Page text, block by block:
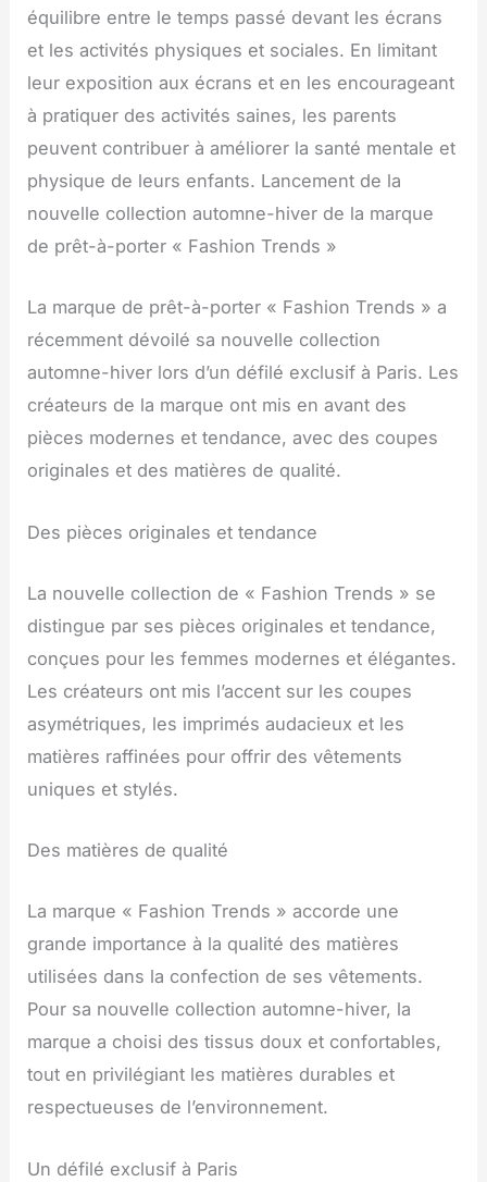
équilibre entre le temps passé devant les écrans
et les activités physiques et sociales. En limitant
leur exposition aux écrans et en les encourageant
à pratiquer des activités saines, les parents
peuvent contribuer à améliorer la santé mentale et
physique de leurs enfants. Lancement de la
nouvelle collection automne-hiver de la marque
de prêt-à-porter « Fashion Trends »
La marque de prêt-à-porter « Fashion Trends » a
récemment dévoilé sa nouvelle collection
automne-hiver lors d’un défilé exclusif à Paris. Les
créateurs de la marque ont mis en avant des
pièces modernes et tendance, avec des coupes
originales et des matières de qualité.
Des pièces originales et tendance
La nouvelle collection de « Fashion Trends » se
distingue par ses pièces originales et tendance,
conçues pour les femmes modernes et élégantes.
Les créateurs ont mis l’accent sur les coupes
asymétriques, les imprimés audacieux et les
matières raffinées pour offrir des vêtements
uniques et stylés.
Des matières de qualité
La marque « Fashion Trends » accorde une
grande importance à la qualité des matières
utilisées dans la confection de ses vêtements.
Pour sa nouvelle collection automne-hiver, la
marque a choisi des tissus doux et confortables,
tout en privilégiant les matières durables et
respectueuses de l’environnement.
Un défilé exclusif à Paris